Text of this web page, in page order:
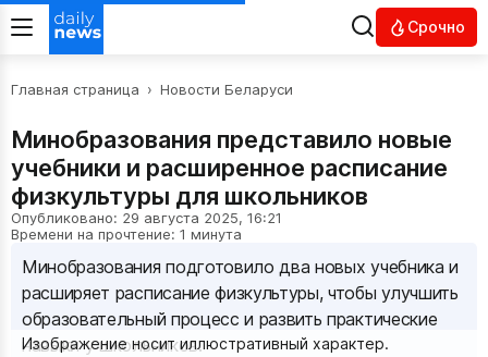
Срочно
Главная страница › Новости Беларуси
Минобразования представило новые
учебники и расширенное расписание
физкультуры для школьников
Опубликовано: 29 августа 2025, 16:21
Времени на прочтение: 1 минута
Минобразования подготовило два новых учебника и
расширяет расписание физкультуры, чтобы улучшить
образовательный процесс и развить практические
навыки у школьников.
Изображение носит иллюстративный характер.